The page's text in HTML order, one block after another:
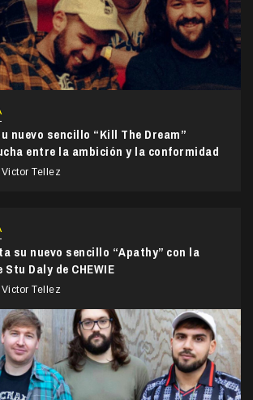
nuevo sencillo “Kill The Dream”
entre la ambición y la conformidad
Victor Tellez
su nuevo sencillo “Apathy” con la
Daly de CHEWIE
Victor Tellez